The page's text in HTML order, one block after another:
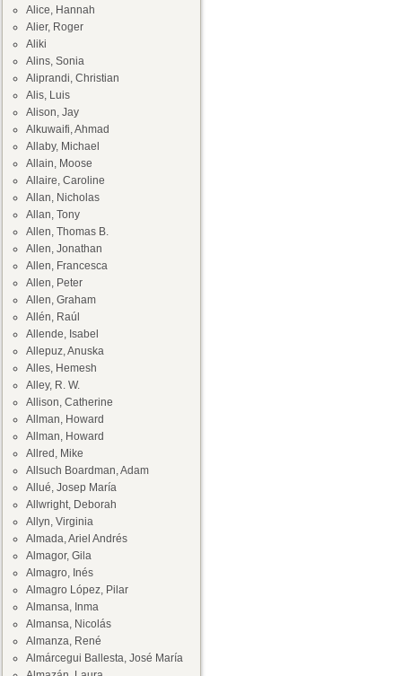
Alice, Hannah
Alier, Roger
Aliki
Alins, Sonia
Aliprandi, Christian
Alis, Luis
Alison, Jay
Alkuwaifi, Ahmad
Allaby, Michael
Allain, Moose
Allaire, Caroline
Allan, Nicholas
Allan, Tony
Allen, Thomas B.
Allen, Jonathan
Allen, Francesca
Allen, Peter
Allen, Graham
Allén, Raúl
Allende, Isabel
Allepuz, Anuska
Alles, Hemesh
Alley, R. W.
Allison, Catherine
Allman, Howard
Allman, Howard
Allred, Mike
Allsuch Boardman, Adam
Allué, Josep María
Allwright, Deborah
Allyn, Virginia
Almada, Ariel Andrés
Almagor, Gila
Almagro, Inés
Almagro López, Pilar
Almansa, Inma
Almansa, Nicolás
Almanza, René
Almárcegui Ballesta, José María